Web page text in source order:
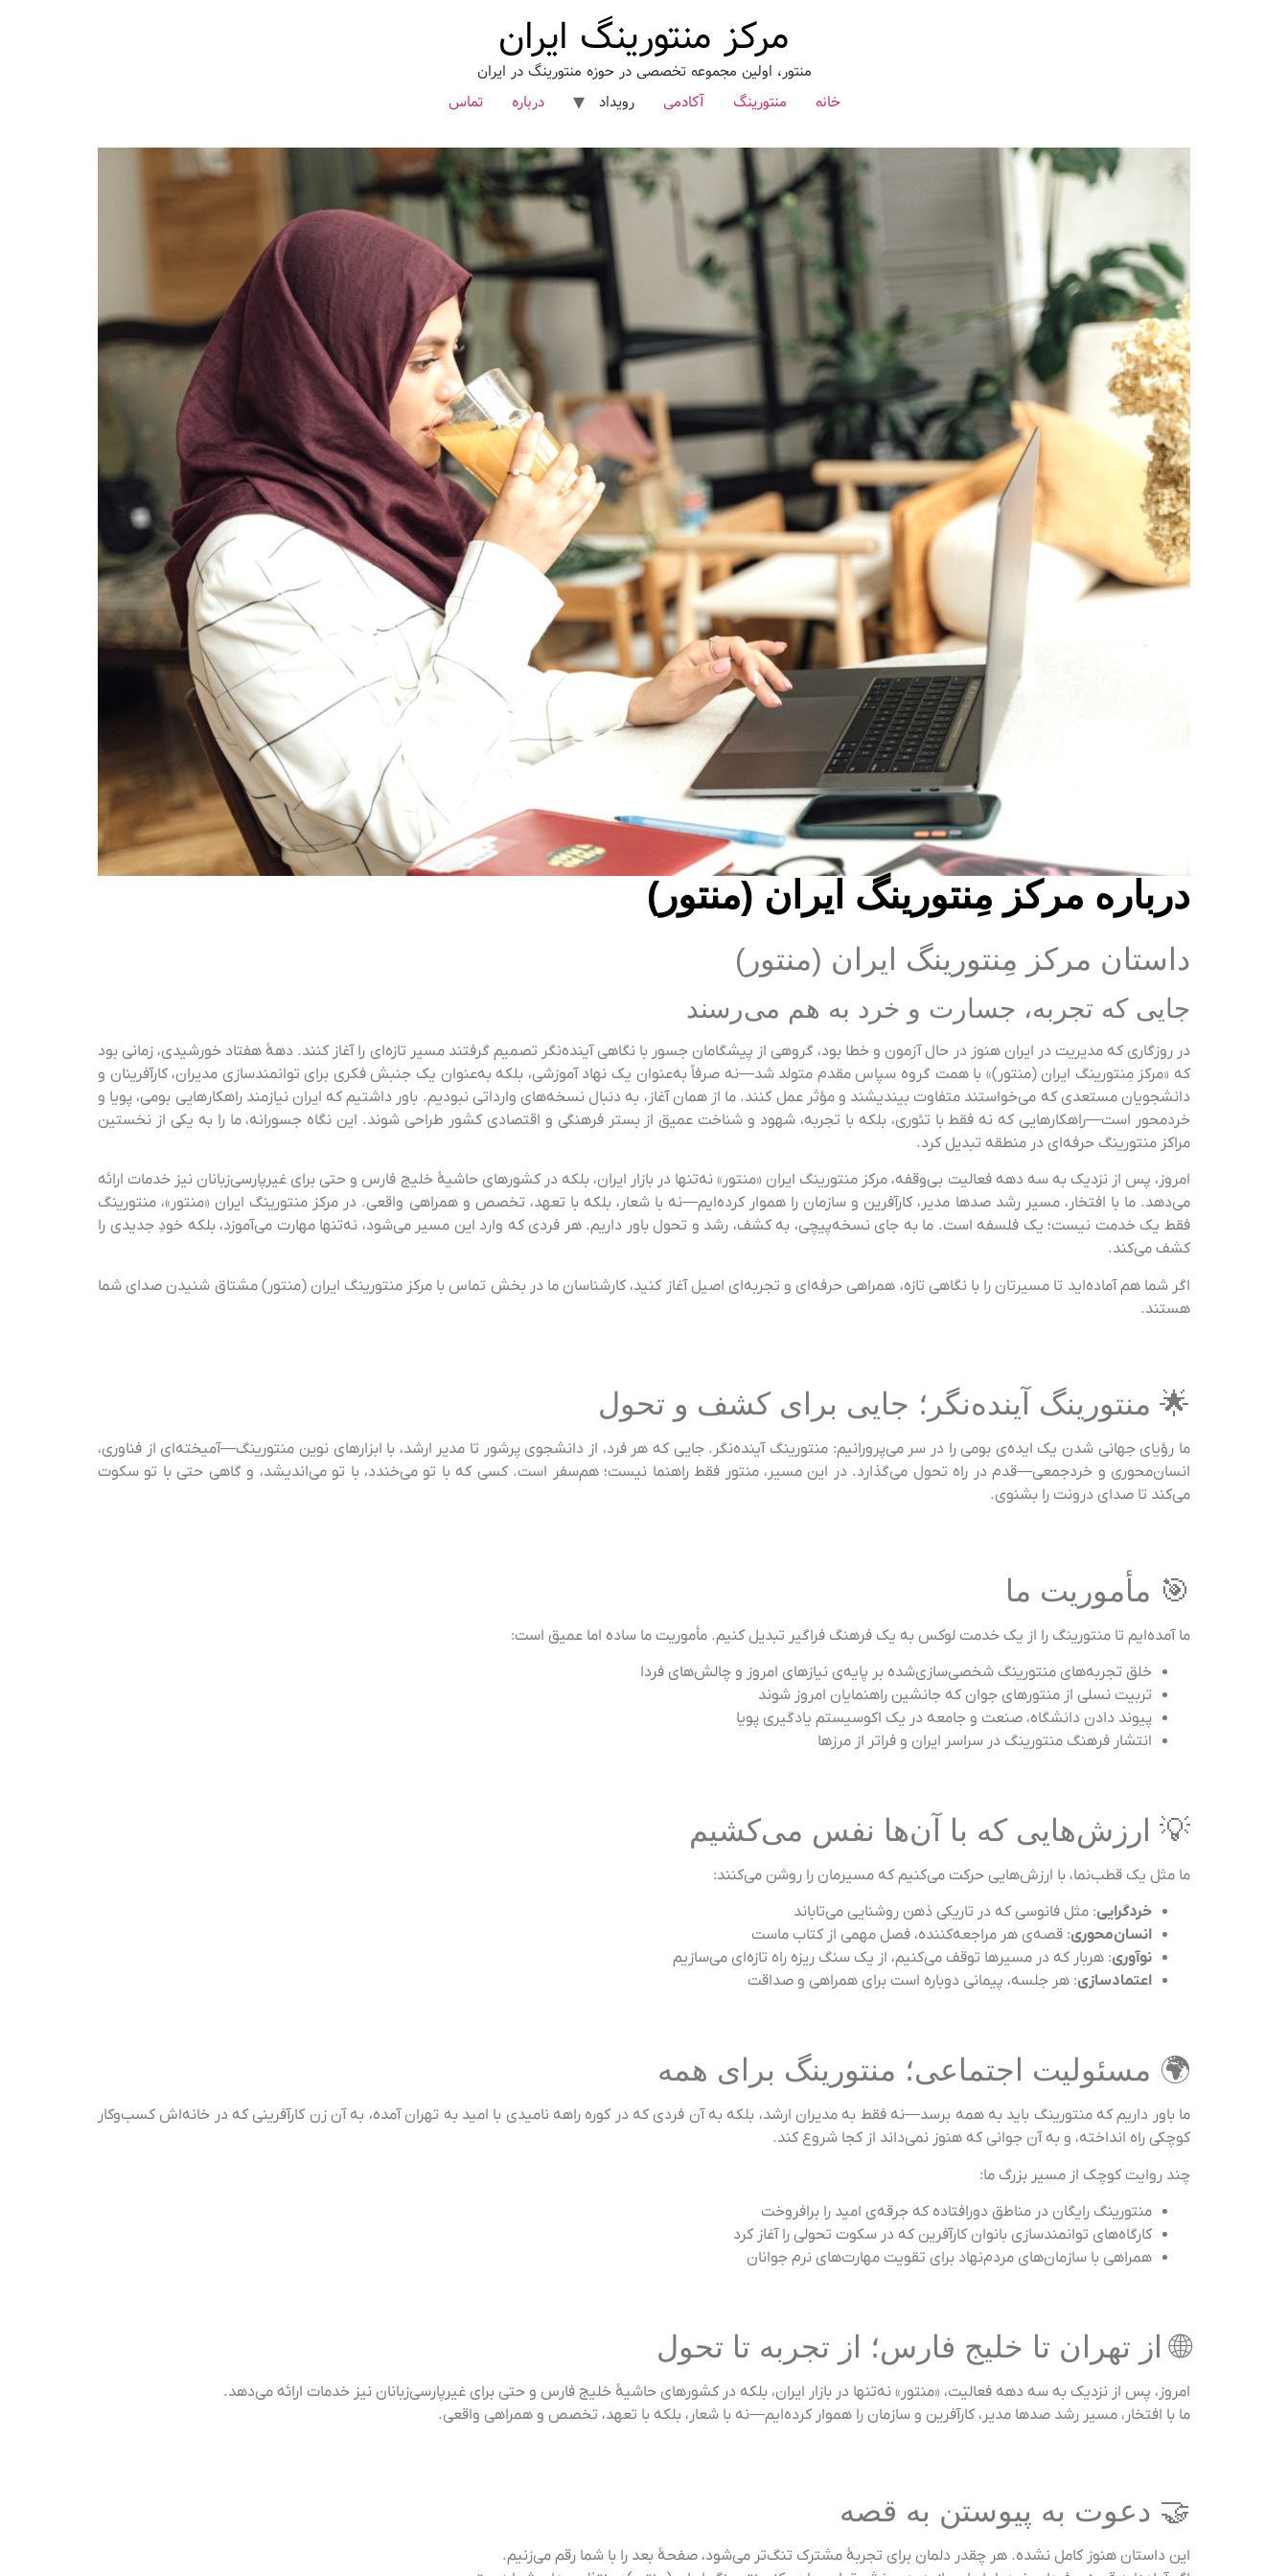
مرکز منتورینگ ایران
منتور، اولین مجموعه تخصصی در حوزه منتورینگ در ایران
خانه
منتورینگ آکادمی رویداد درباره تماس
درباره مرکز مِنتورینگ ایران (منتور)
داستان مرکز مِنتورینگ ایران (منتور)
جایی که تجربه، جسارت و خرد به هم می‌رسند
در روزگاری که مدیریت در ایران هنوز در حال آزمون و خطا بود، گروهی از پیشگامان جسور با نگاهی آینده‌نگر تصمیم گرفتند مسیر تازه‌ای را آغاز کنند. دههٔ هفتاد خورشیدی، زمانی بود
که «مرکز مِنتورینگ ایران (منتور)» با همت گروه سپاس مقدم متولد شد—نه صرفاً به‌عنوان یک نهاد آموزشی، بلکه به‌عنوان یک جنبش فکری برای توانمندسازی مدیران، کارآفرینان و
دانشجویان مستعدی که می‌خواستند متفاوت بیندیشند و مؤثر عمل کنند. ما از همان آغاز، به دنبال نسخه‌های وارداتی نبودیم. باور داشتیم که ایران نیازمند راهکارهایی بومی، پویا و
خردمحور است—راهکارهایی که نه فقط با تئوری، بلکه با تجربه، شهود و شناخت عمیق از بستر فرهنگی و اقتصادی کشور طراحی شوند. این نگاه جسورانه، ما را به یکی از نخستین
مراکز منتورینگ حرفه‌ای در منطقه تبدیل کرد.
امروز، پس از نزدیک به سه دهه فعالیت بی‌وقفه، مرکز منتورینگ ایران «منتور» نه‌تنها در بازار ایران، بلکه در کشورهای حاشیهٔ خلیج فارس و حتی برای غیرپارسی‌زبانان نیز خدمات ارائه
می‌دهد. ما با افتخار، مسیر رشد صدها مدیر، کارآفرین و سازمان را هموار کرده‌ایم—نه با شعار، بلکه با تعهد، تخصص و همراهی واقعی. در مرکز منتورینگ ایران «منتور»، منتورینگ
فقط یک خدمت نیست؛ یک فلسفه است. ما به جای نسخه‌پیچی، به کشف، رشد و تحول باور داریم. هر فردی که وارد این مسیر می‌شود، نه‌تنها مهارت می‌آموزد، بلکه خودِ جدیدی را
کشف می‌کند.
اگر شما هم آماده‌اید تا مسیرتان را با نگاهی تازه، همراهی حرفه‌ای و تجربه‌ای اصیل آغاز کنید، کارشناسان ما در بخش تماس با مرکز منتورینگ ایران (منتور) مشتاق شنیدن صدای شما
هستند.
🌟 منتورینگ آینده‌نگر؛ جایی برای کشف و تحول
ما رؤیای جهانی شدن یک ایده‌ی بومی را در سر می‌پرورانیم: منتورینگ آینده‌نگر. جایی که هر فرد، از دانشجوی پرشور تا مدیر ارشد، با ابزارهای نوین منتورینگ—آمیخته‌ای از فناوری،
انسان‌محوری و خردجمعی—قدم در راه تحول می‌گذارد. در این مسیر، منتور فقط راهنما نیست؛ هم‌سفر است. کسی که با تو می‌خندد، با تو می‌اندیشد، و گاهی حتی با تو سکوت
می‌کند تا صدای درونت را بشنوی.
🎯 مأموریت ما
ما آمده‌ایم تا منتورینگ را از یک خدمت لوکس به یک فرهنگ فراگیر تبدیل کنیم. مأموریت ما ساده اما عمیق است:
خلق تجربه‌های منتورینگ شخصی‌سازی‌شده بر پایه‌ی نیازهای امروز و چالش‌های فردا
تربیت نسلی از منتورهای جوان که جانشین راهنمایان امروز شوند
پیوند دادن دانشگاه، صنعت و جامعه در یک اکوسیستم یادگیری پویا
انتشار فرهنگ منتورینگ در سراسر ایران و فراتر از مرزها
💡 ارزش‌هایی که با آن‌ها نفس می‌کشیم
ما مثل یک قطب‌نما، با ارزش‌هایی حرکت می‌کنیم که مسیرمان را روشن می‌کنند:
خردگرایی: مثل فانوسی که در تاریکی ذهن روشنایی می‌تاباند
انسان‌محوری: قصه‌ی هر مراجعه‌کننده، فصل مهمی از کتاب ماست
نوآوری: هربار که در مسیرها توقف می‌کنیم، از یک سنگ ریزه راه تازه‌ای می‌سازیم
اعتمادسازی: هر جلسه، پیمانی دوباره است برای همراهی و صداقت
🌍 مسئولیت اجتماعی؛ منتورینگ برای همه
ما باور داریم که منتورینگ باید به همه برسد—نه فقط به مدیران ارشد، بلکه به آن فردی که در کوره راهه نامیدی با امید به تهران آمده، به آن زن کارآفرینی که در خانه‌اش کسب‌وکار
کوچکی راه انداخته، و به آن جوانی که هنوز نمی‌داند از کجا شروع کند.
چند روایت کوچک از مسیر بزرگ ما:
منتورینگ رایگان در مناطق دورافتاده که جرقه‌ی امید را برافروخت
کارگاه‌های توانمندسازی بانوان کارآفرین که در سکوت تحولی را آغاز کرد
همراهی با سازمان‌های مردم‌نهاد برای تقویت مهارت‌های نرم جوانان
🌐 از تهران تا خلیج فارس؛ از تجربه تا تحول
امروز، پس از نزدیک به سه دهه فعالیت، «منتور» نه‌تنها در بازار ایران، بلکه در کشورهای حاشیهٔ خلیج فارس و حتی برای غیرپارسی‌زبانان نیز خدمات ارائه می‌دهد.
ما با افتخار، مسیر رشد صدها مدیر، کارآفرین و سازمان را هموار کرده‌ایم—نه با شعار، بلکه با تعهد، تخصص و همراهی واقعی.
🤝 دعوت به پیوستن به قصه
این داستان هنوز کامل نشده. هر چقدر دلمان برای تجربهٔ مشترک تنگ‌تر می‌شود، صفحهٔ بعد را با شما رقم می‌زنیم.